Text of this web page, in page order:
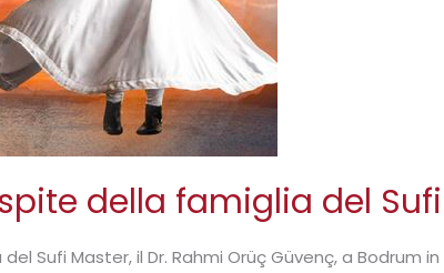
della famiglia del
Sufi Master, il Dr. Rahmi Orüç Güvenç, a Bodrum